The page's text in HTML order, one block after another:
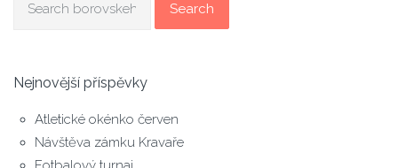
Search
Nejnovější příspěvky
Atletické okénko červen
Návštěva zámku Kravaře